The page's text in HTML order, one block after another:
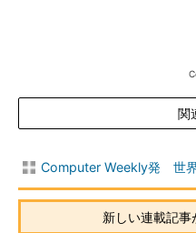
関
Computer Weekly発 世
新しい連載記